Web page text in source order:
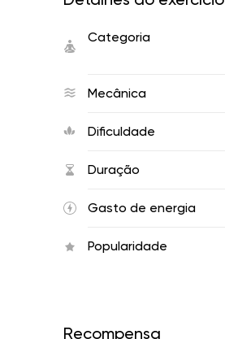
Categoria
Mecânica
Dificuldade
Duração
Gasto de energia
Popularidade
Recompensa